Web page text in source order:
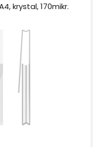
krystal, 170mikr.